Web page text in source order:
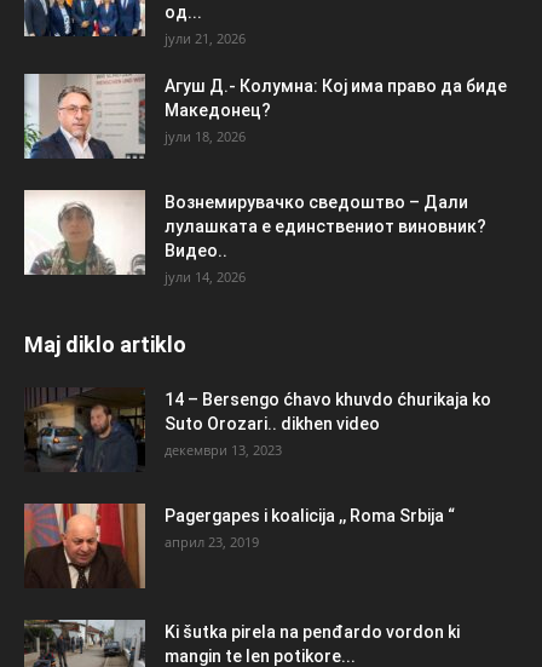
од...
јули 21, 2026
Агуш Д.- Колумна: Кој има право да биде
Македонец?
јули 18, 2026
Вознемирувачко сведоштво – Дали
лулашката е единствениот виновник?
Видео..
јули 14, 2026
Maj diklo artiklo
14 – Bersengo ćhavo khuvdo ćhurikaja ko
Suto Orozari.. dikhen video
декември 13, 2023
Pagergapes i koalicija ,, Roma Srbija “
април 23, 2019
Ki šutka pirela na penđardo vordon ki
mangin te len potikore...